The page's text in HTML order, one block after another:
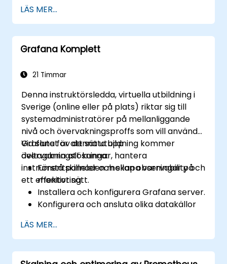
Konfigurera cirklar och detaljerade
paneler baserat på urvalsfilter
Använda dynamiska tröskelvärden som
reagerar på användarinmatning och
LÄS MER...
Grafana Komplett
21 Timmar
Denna instruktörsledda, virtuella utbildning i
Sverige (online eller på plats) riktar sig till
systemadministratörer på mellanliggande
nivå och övervakningsproffs som vill använda
Grafana för att sätta upp
övervakningslösningar, hantera
instrumentpaneler och skapa varningar på
ett effektivt sätt.
Vid slutet av denna utbildning kommer
deltagarna att kunna:
Förstå skillnaden mellan observability och
monitoring.
Installera och konfigurera Grafana server.
Konfigurera och ansluta olika datakällor
ElasticSearch.
Skapa, hantera och anpassa
instrumentpaneler och diagram.
LÄS MER...